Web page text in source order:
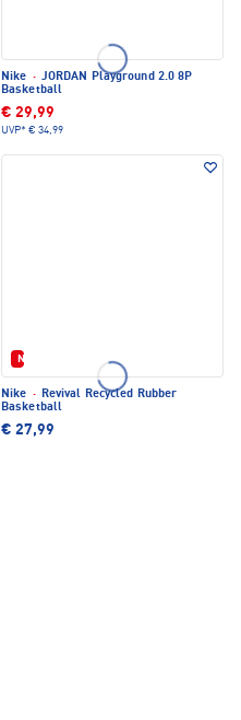
Nike · JORDAN Playground 2.0 8P
Basketball
€ 29,99
UVP* € 34,99
Neu
Nike · Revival Recycled Rubber
Basketball
€ 27,99